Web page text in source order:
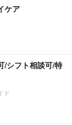
ケア
/シフト相談可/特
ド